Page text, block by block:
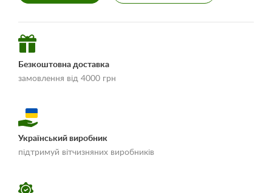
Безкоштовна доставка
замовлення від 4000 грн
«Умови доставки і
Український виробник
підтримуй вітчизняних виробників